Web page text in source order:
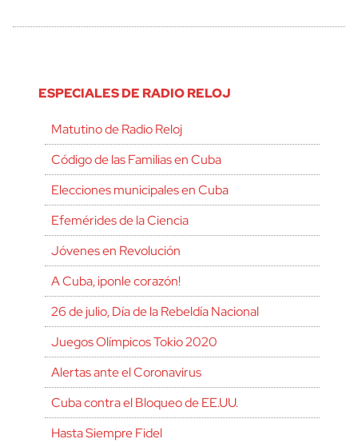
ESPECIALES DE RADIO RELOJ
Matutino de Radio Reloj
Código de las Familias en Cuba
Elecciones municipales en Cuba
Efemérides de la Ciencia
Jóvenes en Revolución
A Cuba, ¡ponle corazón!
26 de julio, Día de la Rebeldía Nacional
Juegos Olímpicos Tokio 2020
Alertas ante el Coronavirus
Cuba contra el Bloqueo de EE.UU.
Hasta Siempre Fidel